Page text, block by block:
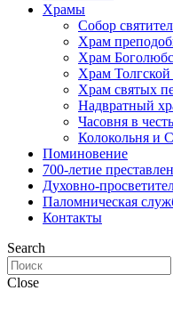
Храмы
Собор
Храм
Храм
Храм
Храм святых
Надвратный
Часовня в
Колокольня и
Поминовение
700-летие
Духовно-
Паломническая
Контакты
Search
Close